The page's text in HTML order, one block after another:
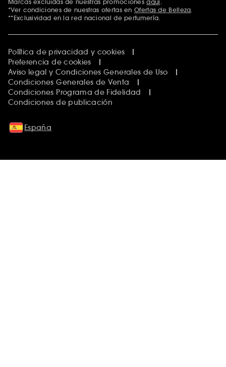
Marcas excluidas de nuestras promocionesaquí
*Ver condiciones de nuestras ofertas en Ofertas de Belleza
**Exclusividad en la red nacional de perfumería.
Política de privacidad y cookies
Preferencia de cookies
Aviso legal y Condiciones Generales de Uso
Condiciones Generales de Venta
Condiciones Programa de Fidelidad
Condiciones de publicación
España